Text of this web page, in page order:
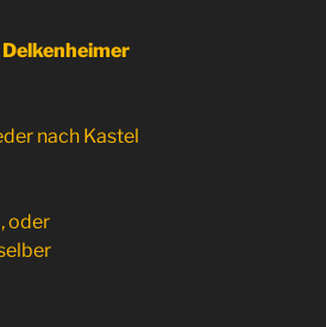
Delkenheimer
nach Kastel
oder